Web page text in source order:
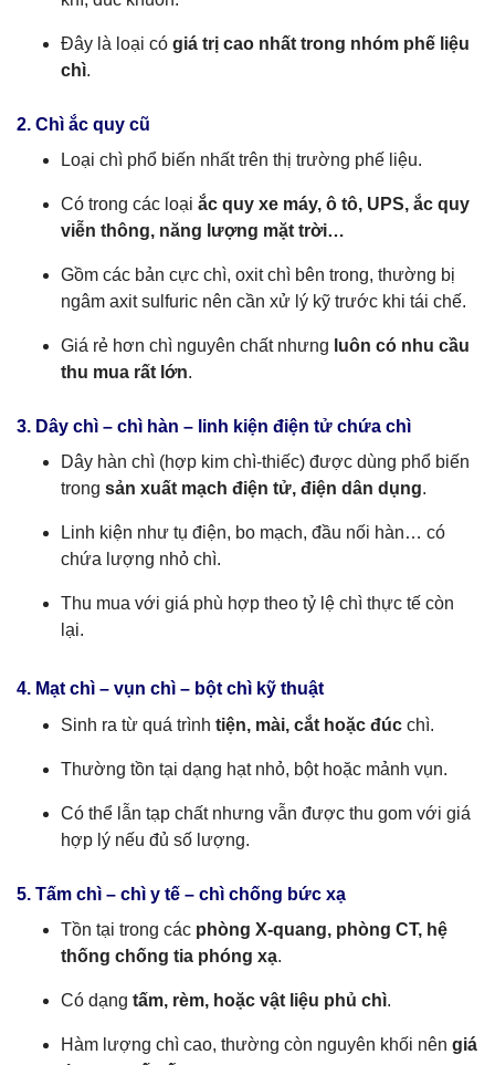
Đây là loại có giá trị cao nhất trong nhóm phế liệu
chì.
2. Chì ắc quy cũ
Loại chì phổ biến nhất trên thị trường phế liệu.
Có trong các loại ắc quy xe máy, ô tô, UPS, ắc quy
viễn thông, năng lượng mặt trời…
Gồm các bản cực chì, oxit chì bên trong, thường bị
ngâm axit sulfuric nên cần xử lý kỹ trước khi tái chế.
Giá rẻ hơn chì nguyên chất nhưng luôn có nhu cầu
thu mua rất lớn.
3. Dây chì – chì hàn – linh kiện điện tử chứa chì
Dây hàn chì (hợp kim chì-thiếc) được dùng phổ biến
trong sản xuất mạch điện tử, điện dân dụng.
Linh kiện như tụ điện, bo mạch, đầu nối hàn… có
chứa lượng nhỏ chì.
Thu mua với giá phù hợp theo tỷ lệ chì thực tế còn
lại.
4. Mạt chì – vụn chì – bột chì kỹ thuật
Sinh ra từ quá trình tiện, mài, cắt hoặc đúc chì.
Thường tồn tại dạng hạt nhỏ, bột hoặc mảnh vụn.
Có thể lẫn tạp chất nhưng vẫn được thu gom với giá
hợp lý nếu đủ số lượng.
5. Tấm chì – chì y tế – chì chống bức xạ
Tồn tại trong các phòng X-quang, phòng CT, hệ
thống chống tia phóng xạ.
Có dạng tấm, rèm, hoặc vật liệu phủ chì.
Hàm lượng chì cao, thường còn nguyên khối nên giá